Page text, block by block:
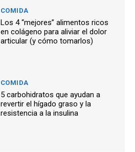
COMIDA
Los 4 “mejores” alimentos ricos
en colágeno para aliviar el dolor
articular (y cómo tomarlos)
COMIDA
5 carbohidratos que ayudan a
revertir el hígado graso y la
resistencia a la insulina